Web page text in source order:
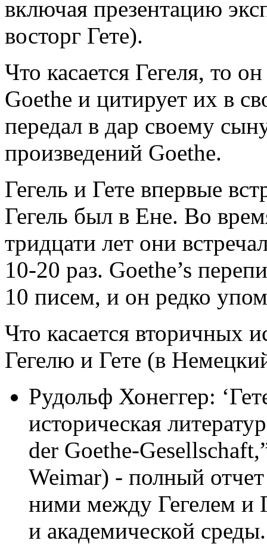
включая презентацию
восторг Гете).
Что касается Гегеля, то
Goethe и цитирует их в
передал в дар своему
произведений Goethe.
Гегель и Гете впервые
Гегель был в Ене. Во
тридцати лет они
10-20 раз. Goethe’s
10 писем, и он редко
Что касается вторичных
Гегелю и Гете (в
Рудольф Хонеггер:
историческая
der Goethe-
Weimar) - полный
ними между Гегелем и
и академической